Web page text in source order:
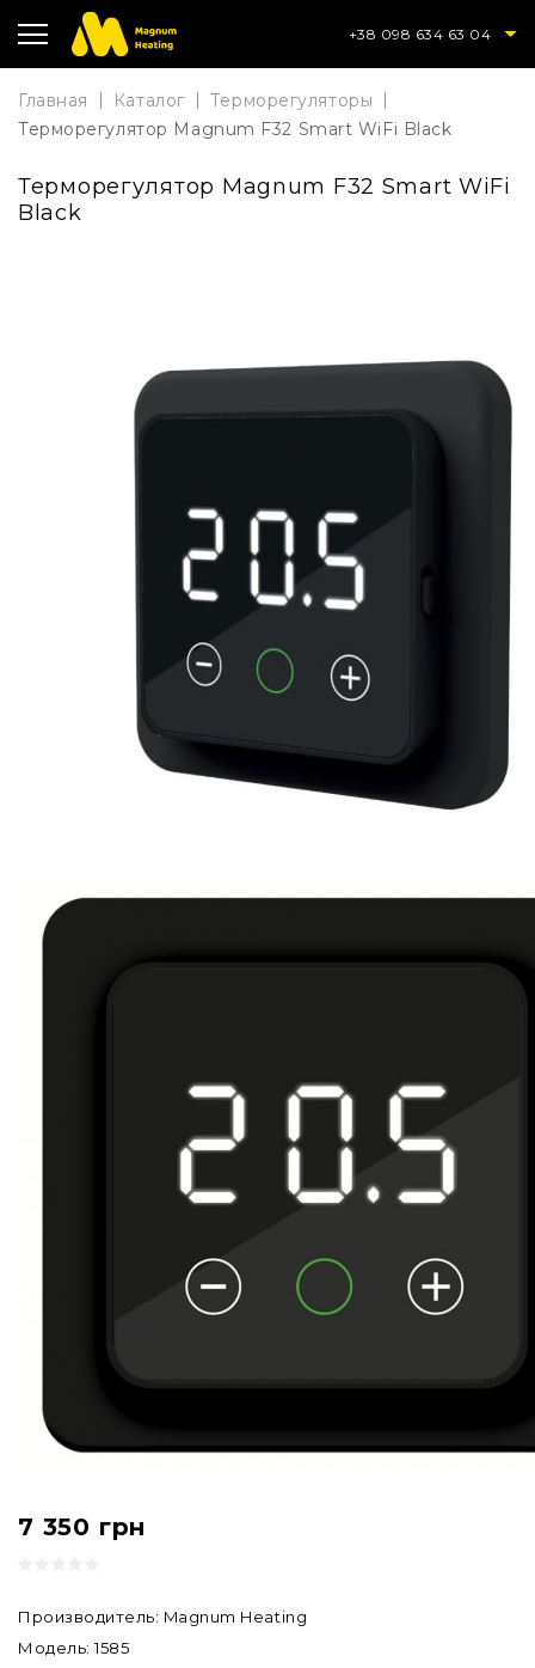
+38 098 634 63 04
Главная Каталог
Терморегуляторы
Терморегулятор Magnum F32 Smart WiFi Black
Терморегулятор Magnum F32 Smart WiFi
Black
7 350 грн
Производитель: Magnum Heating
Модель: 1585